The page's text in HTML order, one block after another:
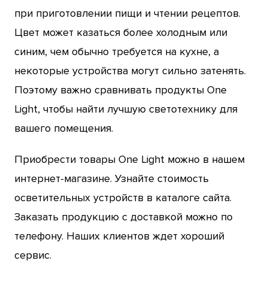
при приготовлении пищи и чтении рецептов.
Цвет может казаться более холодным или
синим, чем обычно требуется на кухне, а
некоторые устройства могут сильно затенять.
Поэтому важно сравнивать продукты One
Light, чтобы найти лучшую светотехнику для
вашего помещения.
Приобрести товары One Light можно в нашем
интернет-магазине. Узнайте стоимость
осветительных устройств в каталоге сайта.
Заказать продукцию с доставкой можно по
телефону. Наших клиентов ждет хороший
сервис.